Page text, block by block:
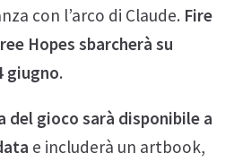
con l’arco di Claude. Fire
Hopes sbarcherà su
giugno.
del gioco sarà disponibile a
e includerà un artbook,